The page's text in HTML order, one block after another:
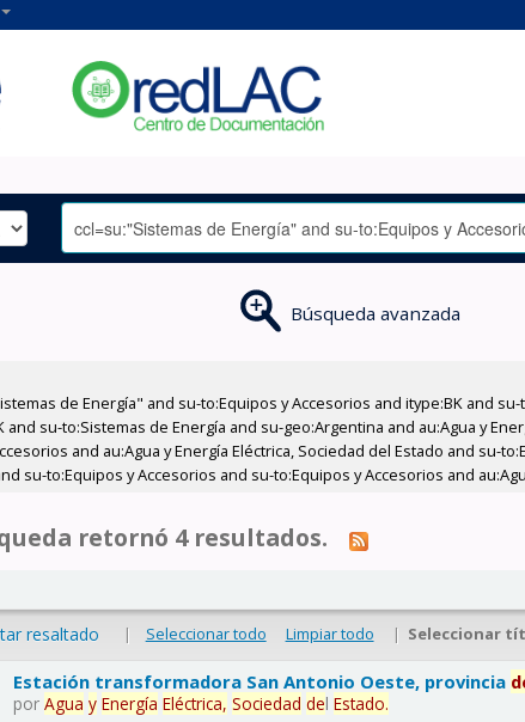
Búsqueda avanzada
de Energía" and su-to:Equipos y Accesorios and itype:BK and su-
su-to:Sistemas de Energía and su-geo:Argentina and au:Agua y
and au:Agua y Energía Eléctrica, Sociedad del Estado and su-
su-to:Equipos y Accesorios and su-to:Equipos y Accesorios and
retornó 4 resultados.
resaltado | Seleccionar todo Limpiar todo | Seleccionar
Estación transformadora San Antonio Oeste, provincia
porAgua y Energía Eléctrica, Sociedad delEstado.